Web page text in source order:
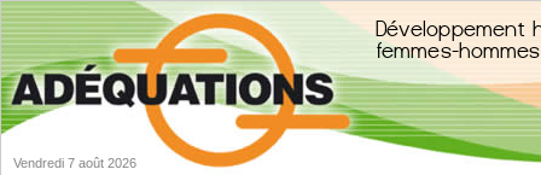
Vendredi 7 août 2026